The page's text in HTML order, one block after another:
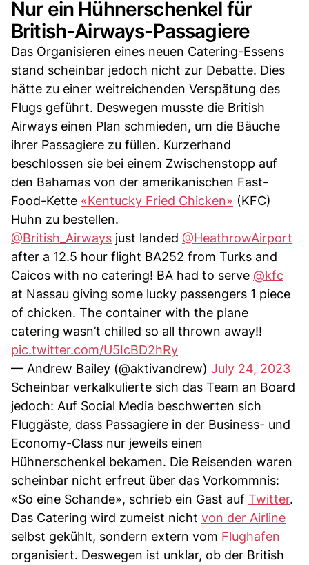
Nur ein Hühnerschenkel für
British-Airways-Passagiere
Das Organisieren eines neuen Catering-Essens
stand scheinbar jedoch nicht zur Debatte. Dies
hätte zu einer weitreichenden Verspätung des
Flugs geführt. Deswegen musste die British
Airways einen Plan schmieden, um die Bäuche
ihrer Passagiere zu füllen. Kurzerhand
beschlossen sie bei einem Zwischenstopp auf
den Bahamas von der amerikanischen Fast-
Food-Kette «Kentucky Fried Chicken» (KFC)
Huhn zu bestellen.
@British_Airways just landed @HeathrowAirport
after a 12.5 hour flight BA252 from Turks and
Caicos with no catering! BA had to serve @kfc
at Nassau giving some lucky passengers 1 piece
of chicken. The container with the plane
catering wasn’t chilled so all thrown away!!
pic.twitter.com/U5IcBD2hRy
— Andrew Bailey (@aktivandrew) July 24, 2023
Scheinbar verkalkulierte sich das Team an Board
jedoch: Auf Social Media beschwerten sich
Fluggäste, dass Passagiere in der Business- und
Economy-Class nur jeweils einen
Hühnerschenkel bekamen. Die Reisenden waren
scheinbar nicht erfreut über das Vorkommnis:
«So eine Schande», schrieb ein Gast auf Twitter.
Das Catering wird zumeist nicht von der Airline
selbst gekühlt, sondern extern vom Flughafen
organisiert. Deswegen ist unklar, ob der British